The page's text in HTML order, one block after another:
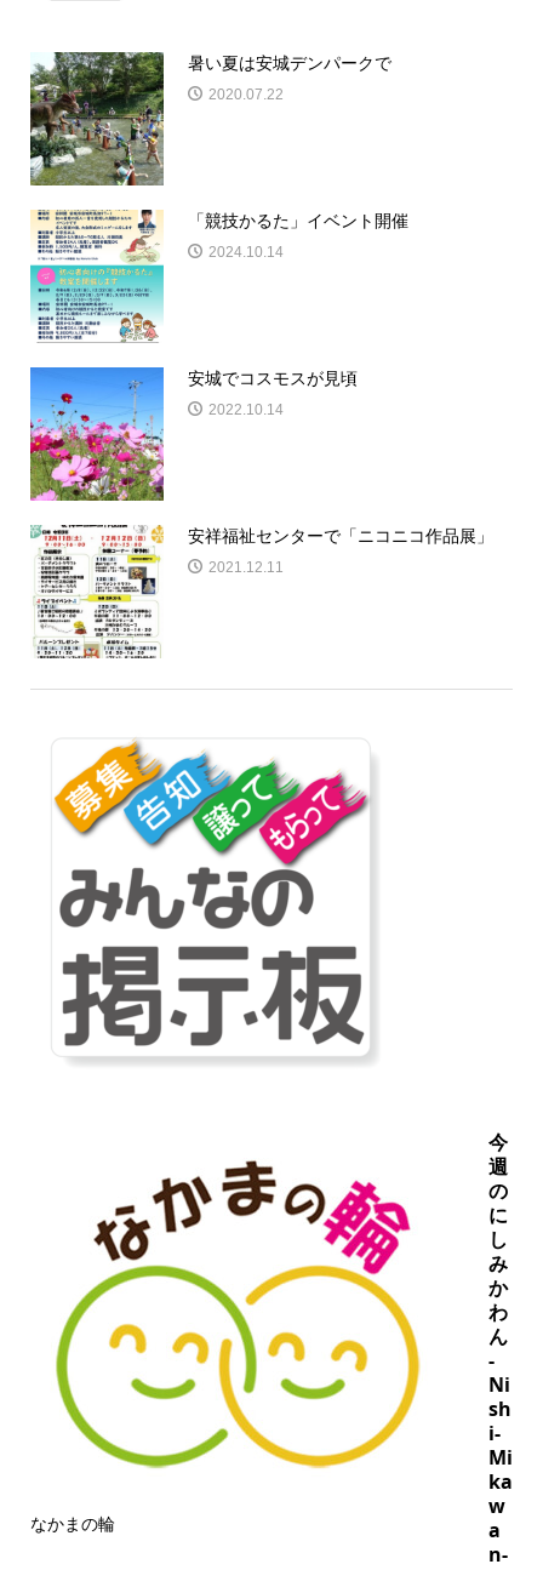
暑い夏は安城デンパークで
2020.07.22
「競技かるた」イベント開催
2024.10.14
安城でコスモスが見頃
2022.10.14
安祥福祉センターで「ニコニコ作品展」
2021.12.11
なかまの輪
今
週
の
に
し
み
か
わ
ん
-
Ni
sh
i-
Mi
ka
w
a
n-